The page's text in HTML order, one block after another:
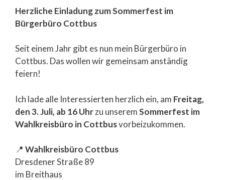
Herzliche Einladung zum Sommerfest im
Bürgerbüro Cottbus
Seit einem Jahr gibt es nun mein Bürgerbüro in
Cottbus. Das wollen wir gemeinsam anständig
feiern!
Ich lade alle Interessierten herzlich ein, am Freitag,
den 3. Juli, ab 16 Uhrzu unseremSommerfest im
Wahlkreisbüro in Cottbusvorbeizukommen.
📍 Wahlkreisbüro Cottbus
Dresdener Straße 89
im Breithaus